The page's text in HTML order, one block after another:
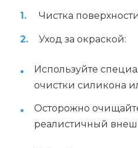
Чистка
Уход за окраской:
Используйте
очистки силикона
Осторожно
реалистичный